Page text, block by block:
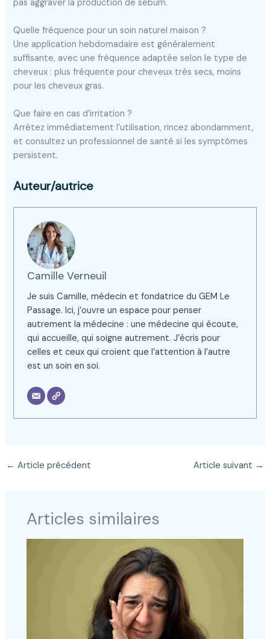
pas aggraver la production de sébum.
Quelle fréquence pour un soin naturel maison ?
Une application hebdomadaire est généralement
suffisante, avec une fréquence adaptée selon le type de
cheveux : plus fréquente pour cheveux très secs, moins
pour les cheveux gras.
Que faire en cas d’irritation ?
Arrêtez immédiatement l’utilisation, rincez abondamment,
et consultez un professionnel de santé si les symptômes
persistent.
Auteur/autrice
Camille Verneuil
Je suis Camille, médecin et fondatrice du GEM Le
Passage. Ici, j’ouvre un espace pour penser
autrement la médecine : une médecine qui écoute,
qui accueille, qui soigne autrement. J’écris pour
celles et ceux qui croient que l’attention à l’autre
est un soin en soi.
← Article précédent Article suivant →
Articles similaires